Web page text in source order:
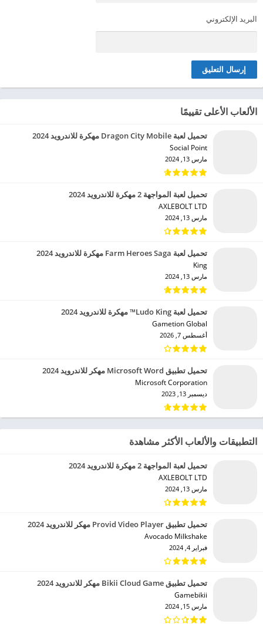
البريد الإلكتروني
الألعاب الأعلى تقييمًا
تحميل لعبة Dragon City Mobile مهكرة للاندرويد 2024
Social Point‏
مارس 13, 2024
تحميل لعبة المواجهة 2 مهكرة للاندرويد 2024
AXLEBOLT LTD‏
مارس 13, 2024
تحميل لعبة Farm Heroes Saga مهكرة للاندرويد 2024
King‏
مارس 13, 2024
تحميل لعبة Ludo King™ مهكرة للاندرويد 2024
Gametion Global‏
أغسطس 7, 2026
تحميل تطبيق Microsoft Word مهكر للاندرويد 2024
Microsoft Corporation‏
ديسمبر 13, 2023
التطبيقات والألعاب الأكثر مشاهدة
تحميل لعبة المواجهة 2 مهكرة للاندرويد 2024
AXLEBOLT LTD‏
مارس 13, 2024
تحميل تطبيق Provid Video Player مهكر للاندرويد 2024
Avocado Milkshake‏
فبراير 4, 2024
تحميل تطبيق Bikii Cloud Game مهكر للاندرويد 2024
Gamebikii‏
مارس 15, 2024